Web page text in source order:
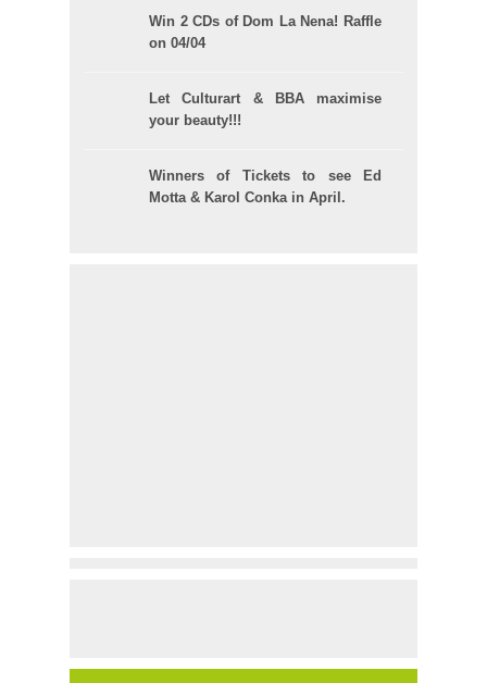
Win 2 CDs of Dom La Nena! Raffle
on 04/04
Let Culturart & BBA maximise
your beauty!!!
Winners of Tickets to see Ed
Motta & Karol Conka in April.